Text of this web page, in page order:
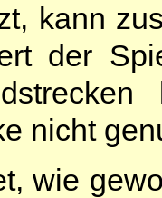
kann
der
nicht
wie